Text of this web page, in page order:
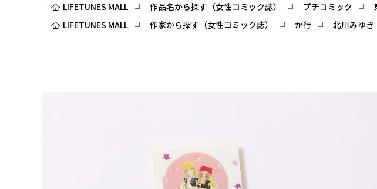
LIFETUNES MALL
作品名から探す（女性コミック誌） プチコミック
LIFETUNES MALL
作家から探す（女性コミック誌） か行 北川みゆき